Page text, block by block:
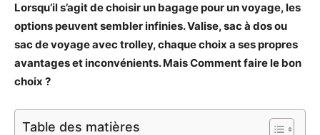
Lorsqu’il s’agit de choisir un bagage pour un voyage, les
options peuvent sembler infinies. Valise, sac à dos ou
sac de voyage avec trolley, chaque choix a ses propres
avantages et inconvénients. Mais Comment faire le bon
choix ?
Table des matières